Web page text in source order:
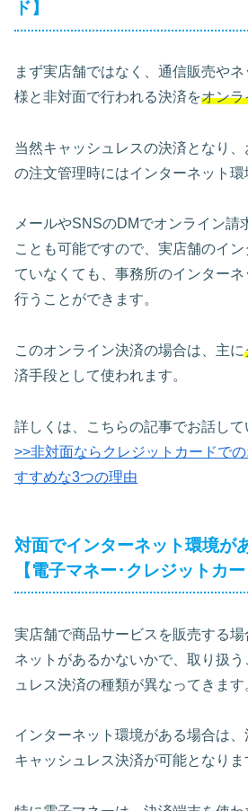
ド】
まず実店舗ではなく、通信販売や
様と非対面で行われる決済をオンラ
当然キャッシュレスの決済となり
の注文管理時にはインターネット環
メールやSNSのDMでオンライン請
ことも可能ですので、実店舗のイ
ていなくても、事務所のインター
行うことができます。
このオンライン決済の場合は、主に
済手段として使われます。
詳しくは、こちらの記事でお話して
>>非対面ならクレジットカードで
すすめな3つの理由
対面でインターネット環境が
【電子マネー･クレジットカー
実店舗で商品サービスを販売する
ネットがあるかないかで、取り扱
ュレス決済の種類が異なってきます
インターネット環境がある場合は
キャッシュレス決済が可能となりま